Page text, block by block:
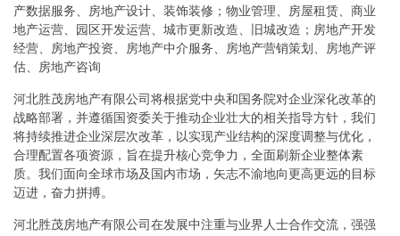
产数据服务、房地产设计、装饰装修；物业管理、房屋租赁、商业
地产运营、园区开发运营、城市更新改造、旧城改造；房地产开发
经营、房地产投资、房地产中介服务、房地产营销策划、房地产评
估、房地产咨询
河北胜茂房地产有限公司将根据党中央和国务院对企业深化改革的
战略部署，并遵循国资委关于推动企业壮大的相关指导方针，我们
将持续推进企业深层次改革，以实现产业结构的深度调整与优化，
合理配置各项资源，旨在提升核心竞争力，全面刷新企业整体素
质。我们面向全球市场及国内市场，矢志不渝地向更高更远的目标
迈进，奋力拼搏。
河北胜茂房地产有限公司在发展中注重与业界人士合作交流，强强